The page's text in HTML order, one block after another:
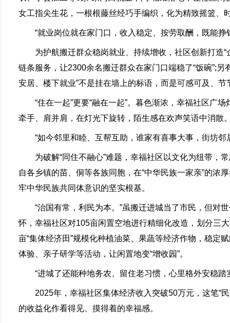
女工指尖生花，一根根藤丝经巧手编织，化为精致摇篮、
“就业岗位就在家门口，收入稳定、按劳取酬，既能挣
为护航搬迁群众稳岗就业、持续增收，社区创新打造“
链条服务，让2300余名搬迁群众在家门口端稳了“饭碗”;
安居、楼下就业”不是挂在墙上的标语，而是可感可及、节
“住在一起”更要“融在一起”。暮色渐浓，幸福社区广场
牵手、肩并肩，在灯光下旋转，陌生感在欢声笑语中消散
“如今邻里和睦、互帮互助，谁家有喜事大事，街坊邻
为破解“同住不融心”难题，幸福社区以文化为纽带，常
自各乡镇的苗、侗等各族同胞，在“中华民族一家亲”的浓
牢中华民族共同体意识的坚实根基。
“治国有常，利民为本。”虽搬迁进城当了市民，但对
怀，幸福社区对105亩闲置空地进行精细化改造，划分三
亩“集体经济田”规模化种植油菜、果蔬等经济作物，稳定
体验、亲子研学等活动，让闲置地变“增收园”。
“进城了还能种地务农、留住老习惯，心里格外安稳踏
2025年，幸福社区集体经济收入突破50万元，这笔“民
的收益化作看得见、摸得着的幸福感。